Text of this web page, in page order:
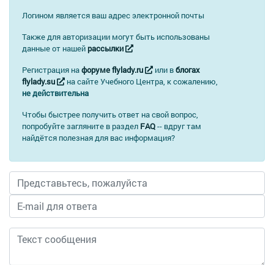
Логином является ваш адрес электронной почты
Также для авторизации могут быть использованы
данные от нашей рассылки
Регистрация нафоруме flylady.ru или вблогах
flylady.su
на сайте Учебного Центра, к сожалению,
не действительна
Чтобы быстрее получить ответ на свой вопрос,
попробуйте загляните в раздел FAQ-- вдруг там
найдётся полезная для вас информация?